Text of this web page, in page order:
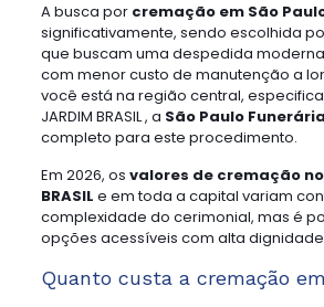
A busca por cremação em São
significativamente, sendo escolhida
que buscam uma despedida
com menor custo de manutenção a
você está na região central,
JARDIM BRASIL , a São Paulo Funerária
completo para este procedimento.
Em 2026, os valores de cremação no
BRASIL e em toda a capital variam
complexidade do cerimonial, mas é
opções acessíveis com alta
Quanto custa a cremação